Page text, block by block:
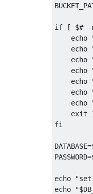
if [ $# -
    echo
    echo
    echo
    echo
    echo
    echo
    echo
exit
fi
DATABASE=
PASSWORD=
echo
"set
echo